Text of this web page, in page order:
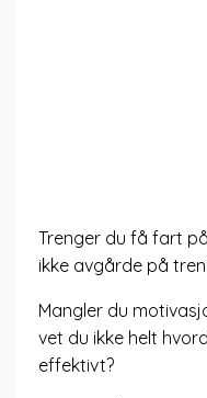
Trenger du få fart
ikke avgårde på
Mangler du
vet du ikke helt
effektivt?